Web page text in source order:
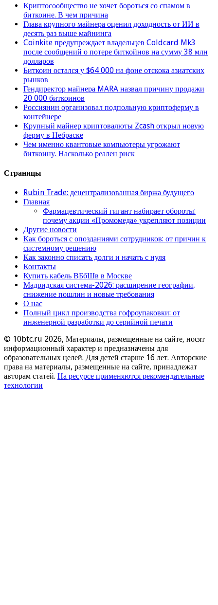
Криптосообщество не хочет бороться со спамом в
биткоине. В чем причина
Глава крупного майнера оценил доходность от ИИ в
десять раз выше майнинга
Coinkite предупреждает владельцев Coldcard Mk3
после сообщений о потере биткойнов на сумму 38 млн
долларов
Биткоин остался у $64 000 на фоне отскока азиатских
рынков
Гендиректор майнера MARA назвал причину продажи
20 000 биткоинов
Россиянин организовал подпольную криптоферму в
контейнере
Крупный майнер криптовалюты Zcash открыл новую
ферму в Небраске
Чем именно квантовые компьютеры угрожают
биткоину. Насколько реален риск
Страницы
Rubin Trade: децентрализованная биржа будущего
Главная
Фармацевтический гигант набирает обороты:
почему акции «Промомеда» укрепляют позиции
Другие новости
Как бороться с опозданиями сотрудников: от причин к
системному решению
Как законно списать долги и начать с нуля
Контакты
Купить кабель ВБбШв в Москве
Мадридская система-2026: расширение географии,
снижение пошлин и новые требования
О нас
Полный цикл производства гофроупаковки: от
инженерной разработки до серийной печати
© 10btc.ru 2026, Материалы, размещенные на сайте, носят
информационный характер и предназначены для
образовательных целей. Для детей старше 16 лет. Авторские
права на материалы, размещенные на сайте, принадлежат
авторам статей. На ресурсе применяются рекомендательные
технологии